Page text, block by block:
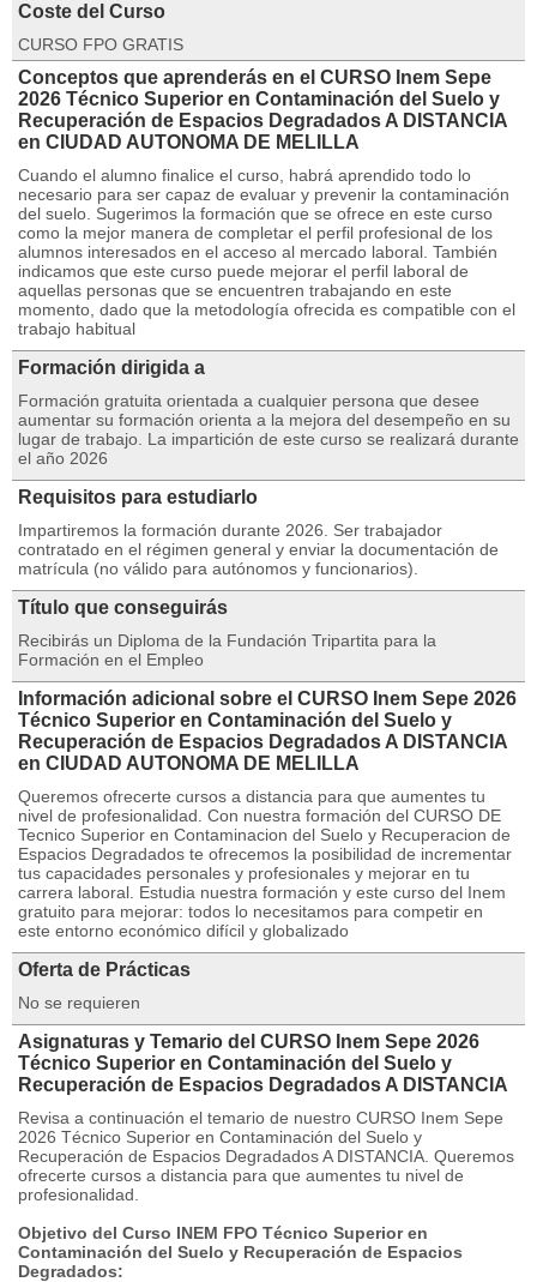
Coste del Curso
CURSO FPO GRATIS
Conceptos que aprenderás en el CURSO Inem Sepe
2026 Técnico Superior en Contaminación del Suelo y
Recuperación de Espacios Degradados A DISTANCIA
en CIUDAD AUTONOMA DE MELILLA
Cuando el alumno finalice el curso, habrá aprendido todo lo
necesario para ser capaz de evaluar y prevenir la contaminación
del suelo. Sugerimos la formación que se ofrece en este curso
como la mejor manera de completar el perfil profesional de los
alumnos interesados en el acceso al mercado laboral. También
indicamos que este curso puede mejorar el perfil laboral de
aquellas personas que se encuentren trabajando en este
momento, dado que la metodología ofrecida es compatible con el
trabajo habitual
Formación dirigida a
Formación gratuita orientada a cualquier persona que desee
aumentar su formación orienta a la mejora del desempeño en su
lugar de trabajo. La impartición de este curso se realizará durante
el año 2026
Requisitos para estudiarlo
Impartiremos la formación durante 2026. Ser trabajador
contratado en el régimen general y enviar la documentación de
matrícula (no válido para autónomos y funcionarios).
Título que conseguirás
Recibirás un Diploma de la Fundación Tripartita para la
Formación en el Empleo
Información adicional sobre el CURSO Inem Sepe 2026
Técnico Superior en Contaminación del Suelo y
Recuperación de Espacios Degradados A DISTANCIA
en CIUDAD AUTONOMA DE MELILLA
Queremos ofrecerte cursos a distancia para que aumentes tu
nivel de profesionalidad. Con nuestra formación del CURSO DE
Tecnico Superior en Contaminacion del Suelo y Recuperacion de
Espacios Degradados te ofrecemos la posibilidad de incrementar
tus capacidades personales y profesionales y mejorar en tu
carrera laboral. Estudia nuestra formación y este curso del Inem
gratuito para mejorar: todos lo necesitamos para competir en
este entorno económico difícil y globalizado
Oferta de Prácticas
No se requieren
Asignaturas y Temario del CURSO Inem Sepe 2026
Técnico Superior en Contaminación del Suelo y
Recuperación de Espacios Degradados A DISTANCIA
Revisa a continuación el temario de nuestro CURSO Inem Sepe
2026 Técnico Superior en Contaminación del Suelo y
Recuperación de Espacios Degradados A DISTANCIA. Queremos
ofrecerte cursos a distancia para que aumentes tu nivel de
profesionalidad.
Objetivo del Curso INEM FPO Técnico Superior en
Contaminación del Suelo y Recuperación de Espacios
Degradados: